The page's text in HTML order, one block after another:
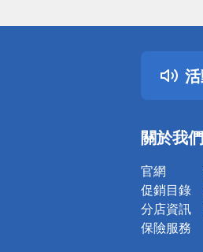
關於我們
官網
促銷目錄
分店資訊
保險服務